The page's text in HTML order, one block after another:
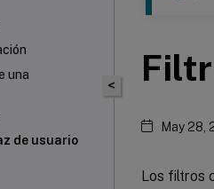
una
de usuario
<
May 28,
Los filtros